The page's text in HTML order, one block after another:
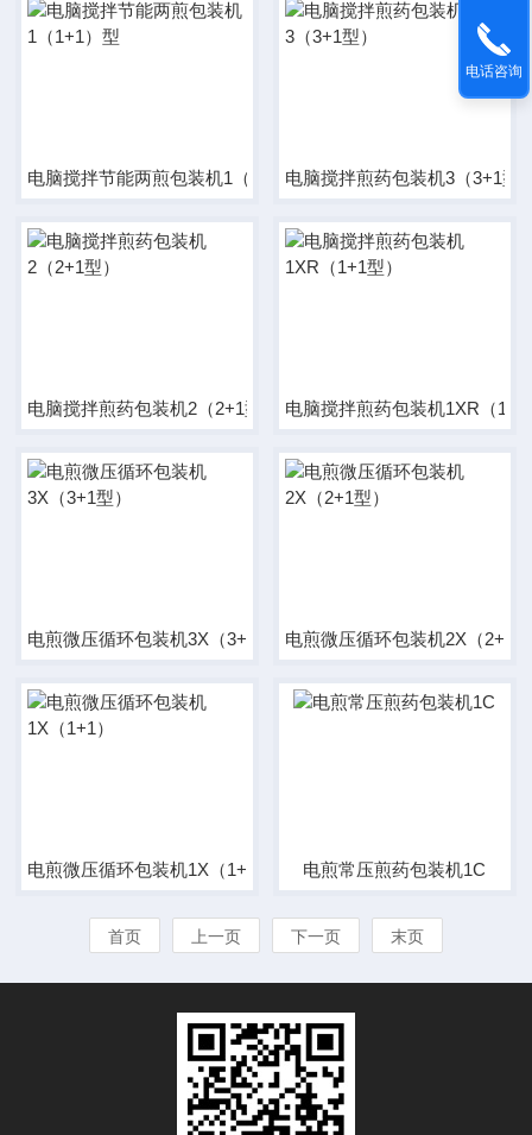
电脑搅拌节能两煎包装机1（1+1）型电脑搅拌煎药包装机3（3+1型
电脑搅拌煎药包装机2（2+1型） 电脑搅拌煎药包装机1XR（1+1
电煎微压循环包装机3X（3+1型）电煎微压循环包装机2X（2+1
电煎微压循环包装机1X（1+1） 电煎常压煎药包装机1C
首页 上一页 下一页 末页
电话咨询